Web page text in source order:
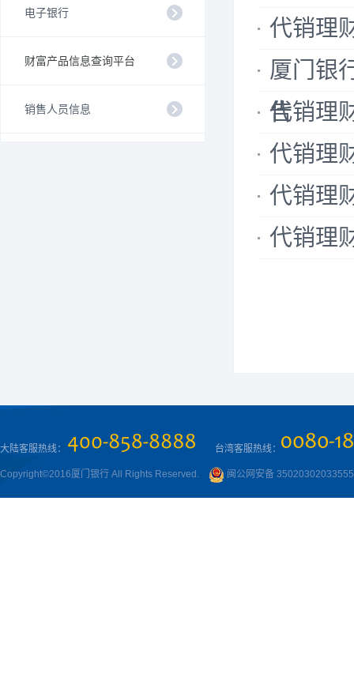
电子银行
财富产品信息查询平台
销售人员信息
代销理
厦门银
告
代销理
代销理
代销理
代销理
大陆客服热线： 台湾客服热线：
Copyright©2016厦门银行 All Rights Reserved. 闽公网安备